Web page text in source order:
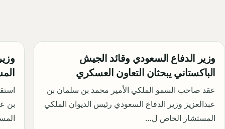
وزير الدفاع السعودي وقائد الجيش
الباكستاني يبحثان التعاون العسكري
عقد صاحب السمو الملكي الأمير محمد بن سلمان بن
عبدالعزيز وزير الدفاع السعودي رئيس الديوان الملكي
المستشار الخاص ل…
بن